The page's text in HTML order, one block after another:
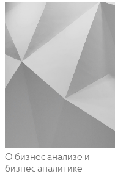
О бизнес анализе и
бизнес аналитике